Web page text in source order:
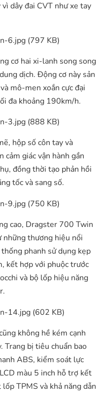
dây đai CVT như xe tay
cơ hai xi-lanh song song
dịch. Động cơ này sản
mô-men xoắn cực đại
đa khoảng 190km/h.
hộp số côn tay và
cảm giác vận hành gần
đồng thời tạo phản hồi
tốc và sang số.
cao, Dragster 700 Twin
thương hiệu nổi
phanh sử dụng kẹp
kết hợp với phuộc trước
và bộ lốp hiệu năng
không hề kém cạnh
Trang bị tiêu chuẩn bao
ABS, kiểm soát lực
màu 5 inch hỗ trợ kết
TPMS và khả năng dẫn